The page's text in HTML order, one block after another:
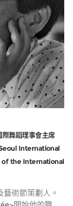
舞蹈理事會主席
International
of the International
術節策劃人。